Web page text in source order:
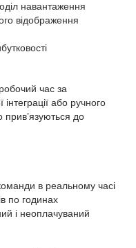
навантаження
відображення
час за
або ручного
прив’язуються до
в реальному часі
по годинах
і неоплачуваний